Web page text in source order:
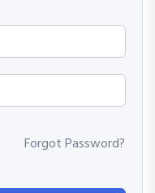
Forgot Password?